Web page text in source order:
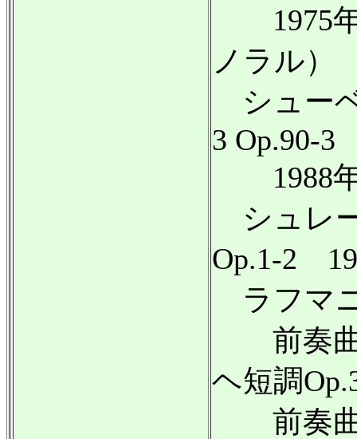
1975年
ノラル）
シュー
3 Op.90-3
1988年
シュレ
Op.1-2
ラフマ
前奏曲
ヘ短調
前奏曲